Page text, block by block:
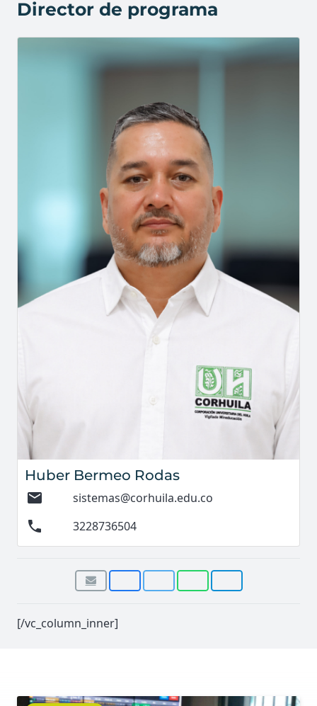
Director de programa
Huber Bermeo Rodas
mail
sistemas@corhuila.edu.co
phone 3228736504
[/vc_column_inner]